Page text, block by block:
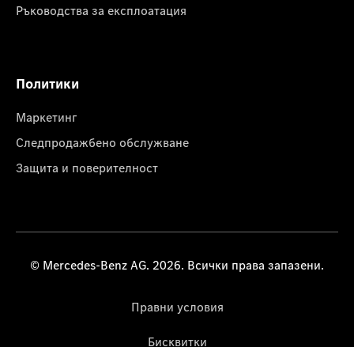
Ръководства за експлоатация
Политики
Маркетинг
Следпродажбено обслужване
Защита и поверителност
© Mercedes-Benz AG. 2026. Всички права запазени.
Правни условия
Бисквитки